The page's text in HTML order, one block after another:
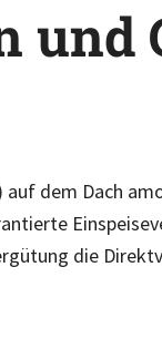
und
dem Dach
die